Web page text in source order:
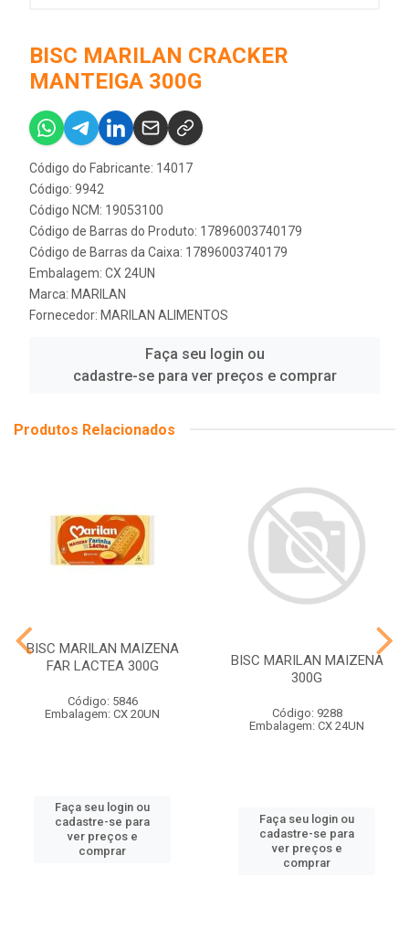
BISC MARILAN CRACKER
MANTEIGA 300G
Código do Fabricante: 14017
Código: 9942
Código NCM: 19053100
Código de Barras do Produto: 17896003740179
Código de Barras da Caixa: 17896003740179
Embalagem: CX 24UN
Marca: MARILAN
Fornecedor: MARILAN ALIMENTOS
Faça seu login ou
cadastre-se para ver preços e comprar
Produtos Relacionados
BISC MARILAN MAIZENA
FAR LACTEA 300G
Código: 5846
Embalagem: CX 20UN
Faça seu login ou
cadastre-se para
ver preços e
comprar
BISC MARILAN MAIZENA
300G
Código: 9288
Embalagem: CX 24UN
Faça seu login ou
cadastre-se para
ver preços e
comprar